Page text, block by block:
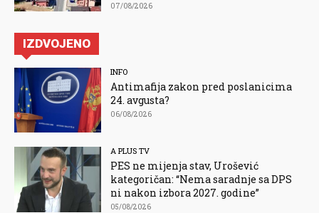
07/08/2026
IZDVOJENO
INFO
Antimafija zakon pred poslanicima
24. avgusta?
06/08/2026
A PLUS TV
PES ne mijenja stav, Urošević
kategoričan: “Nema saradnje sa DPS
ni nakon izbora 2027. godine”
05/08/2026